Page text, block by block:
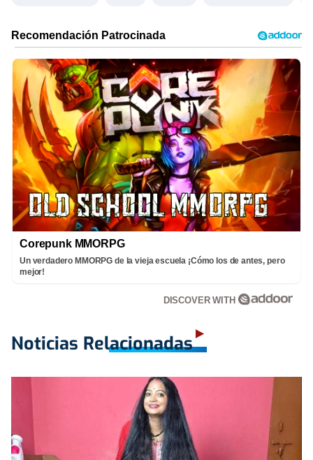
Corepunk MMORPG
Un verdadero MMORPG de la vieja escuela ¡Cómo los de antes, pero
mejor!
DISCOVER WITH
Noticias Relacionadas